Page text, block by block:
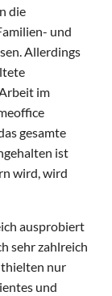
die
und
Allerdings
im
gesamte
ist
wird, wird
ausprobiert
sehr zahlreich
nur
und